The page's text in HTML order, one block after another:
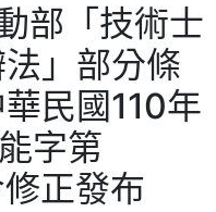
部「技術士
」部分條
民國110年
字第
正發布